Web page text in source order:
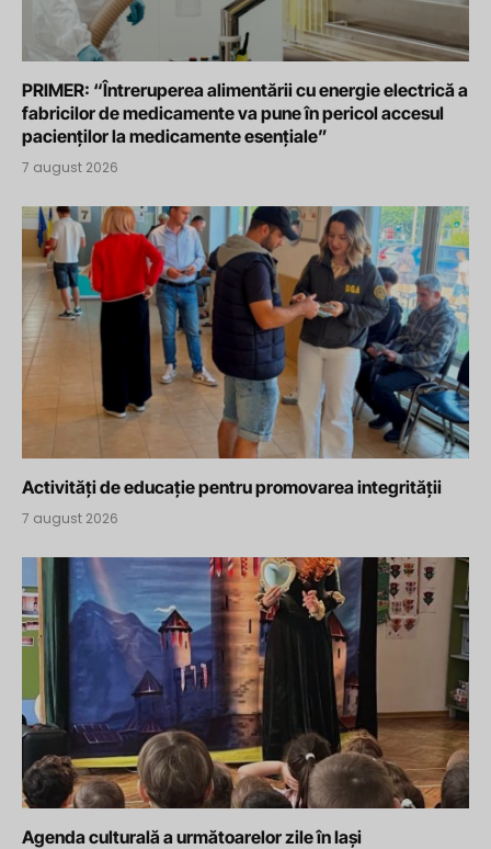
PRIMER: “Întreruperea alimentării cu energie electrică a
fabricilor de medicamente va pune în pericol accesul
pacienților la medicamente esențiale”
7 august 2026
Activități de educație pentru promovarea integrității
7 august 2026
Agenda culturală a următoarelor zile în Iași